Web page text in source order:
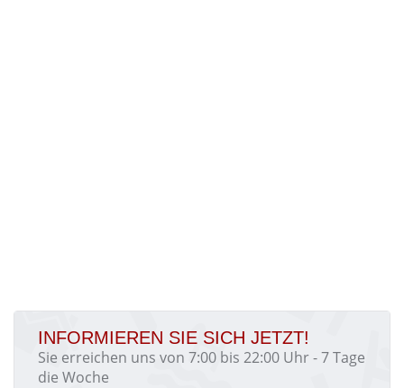
INFORMIEREN SIE SICH JETZT!
Sie erreichen uns von 7:00 bis 22:00 Uhr - 7 Tage
die Woche